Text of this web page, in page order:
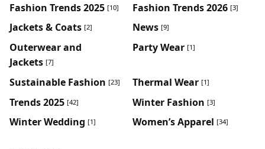
Fashion Trends 2025 [10] Fashion Trends 2026 [3]
Jackets & Coats [2] News [9]
Outerwear and
Jackets [7]
Party Wear [1]
Sustainable Fashion [23] Thermal Wear [1]
Trends 2025 [42] Winter Fashion [3]
Winter Wedding [1] Women’s Apparel [34]